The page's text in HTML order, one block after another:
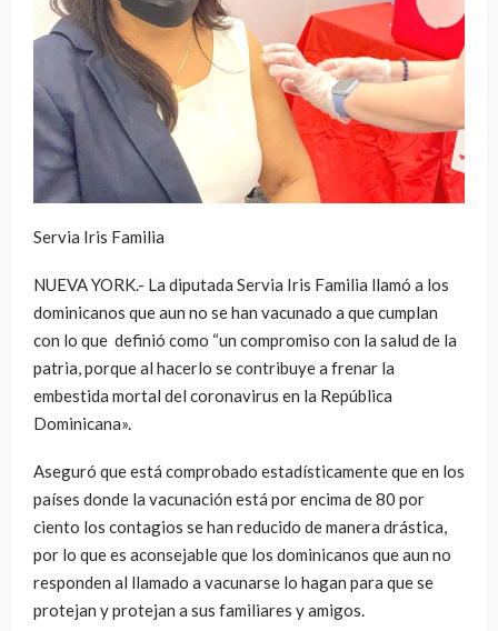
Servia Iris Familia
NUEVA YORK.- La diputada Servia Iris Familia llamó a los
dominicanos que aun no se han vacunado a que cumplan
con lo que definió como “un compromiso con la salud de la
patria, porque al hacerlo se contribuye a frenar la
embestida mortal del coronavirus en la República
Dominicana».
Aseguró que está comprobado estadísticamente que en los
países donde la vacunación está por encima de 80 por
ciento los contagios se han reducido de manera drástica,
por lo que es aconsejable que los dominicanos que aun no
responden al llamado a vacunarse lo hagan para que se
protejan y protejan a sus familiares y amigos.